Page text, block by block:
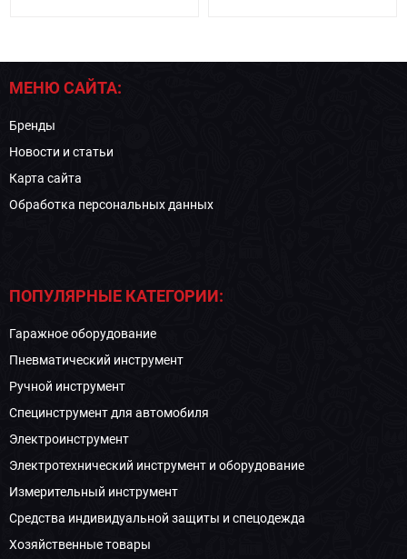
МЕНЮ САЙТА:
Бренды
Новости и статьи
Карта сайта
Обработка персональных данных
ПОПУЛЯРНЫЕ КАТЕГОРИИ:
Гаражное оборудование
Пневматический инструмент
Ручной инструмент
Специнструмент для автомобиля
Электроинструмент
Электротехнический инструмент и оборудование
Измерительный инструмент
Средства индивидуальной защиты и спецодежда
Хозяйственные товары